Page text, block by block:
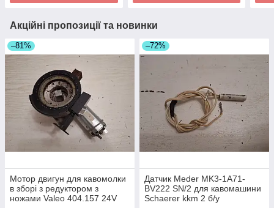
Акційні пропозиції та новинки
–81%
Мотор двигун для кавомолки
в зборі з редуктором з
ножами Valeo 404.157 24V
–72%
Датчик Meder MK3-1A71-
BV222 SN/2 для кавомашини
Schaerer kkm 2 б/у